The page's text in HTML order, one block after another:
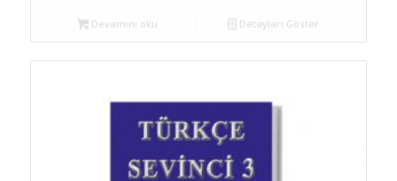
₺ 650,00.
Devamını oku Detayları Göster